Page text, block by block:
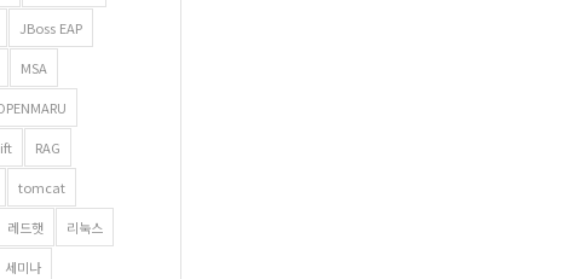
JBoss EAP
MSA
RAG
tomcat
레드햇 리눅스
세미나